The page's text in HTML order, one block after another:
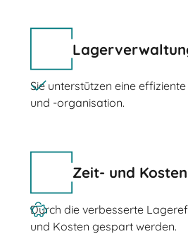
Sie unterstützen eine
und -organisation.
Zeit- und
Durch die verbesserte
und Kosten gespart werden.